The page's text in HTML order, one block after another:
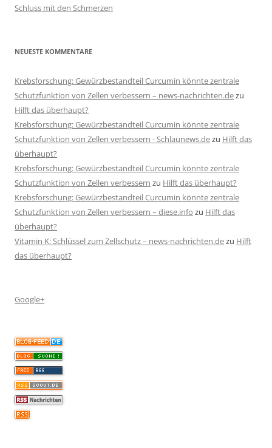
Schluss mit den Schmerzen
NEUESTE KOMMENTARE
Krebsforschung: Gewürzbestandteil Curcumin könnte zentrale
Schutzfunktion von Zellen verbessern – news-nachrichten.dezu
Hilft das überhaupt?
Krebsforschung: Gewürzbestandteil Curcumin könnte zentrale
Schutzfunktion von Zellen verbessern - Schlaunews.dezu Hilft das
überhaupt?
Krebsforschung: Gewürzbestandteil Curcumin könnte zentrale
Schutzfunktion von Zellen verbessern zu Hilft das überhaupt?
Krebsforschung: Gewürzbestandteil Curcumin könnte zentrale
Schutzfunktion von Zellen verbessern – diese.info zu Hilft das
überhaupt?
Vitamin K: Schlüssel zum Zellschutz – news-nachrichten.dezu Hilft
das überhaupt?
Google+